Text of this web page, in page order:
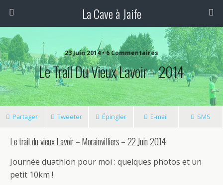
La Cave à Jaife
23 Juin 2014 • 6 Commentaires
Le Trail Du Vieux Lavoir – 2014
Partager Tweeter Épingler E-mail SMS
Le trail du vieux Lavoir – Morainvilliers – 22 Juin 2014
Journée duathlon pour moi : quelques photos et un
petit 10km !